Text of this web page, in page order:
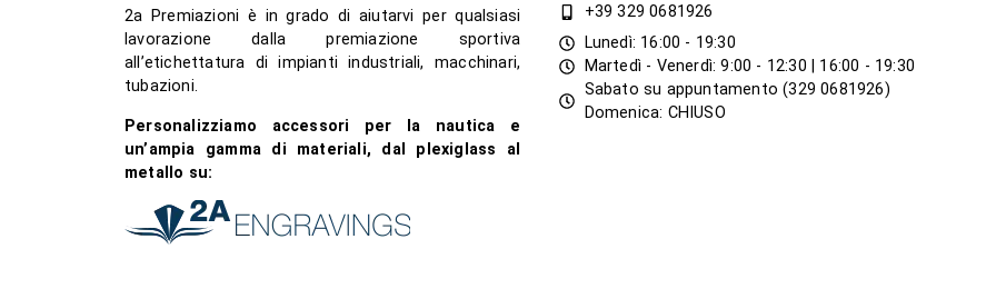
2a Premiazioni è in grado di aiutarvi per qualsiasi
lavorazione dalla premiazione sportiva
all’etichettatura di impianti industriali, macchinari,
tubazioni.
Personalizziamo accessori per la nautica e
un’ampia gamma di materiali, dal plexiglass al
metallo su:
+39 329 0681926
Lunedì: 16:00 - 19:30
Martedì - Venerdì: 9:00 - 12:30 | 16:00 - 19:30
Sabato su appuntamento (329 0681926)
Domenica: CHIUSO